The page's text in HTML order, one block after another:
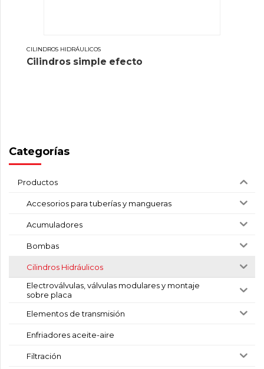
CILINDROS HIDRÁULICOS
Cilindros simple efecto
Categorías
Productos
Accesorios para tuberías y mangueras
Acumuladores
Bombas
Cilindros Hidráulicos
Electroválvulas, válvulas modulares y montaje
sobre placa
Elementos de transmisión
Enfriadores aceite-aire
Filtración